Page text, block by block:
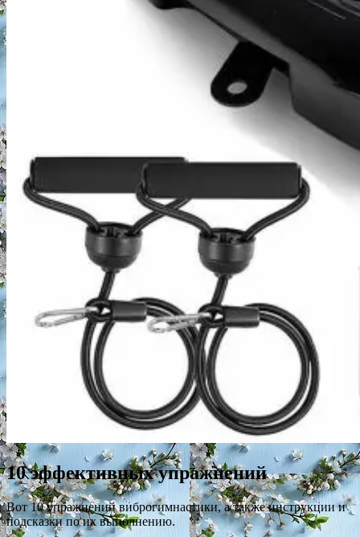
10 эффективных упражнений
Вот 10 упражнений виброгимнастики, а также инструкции и
подсказки по их выполнению.